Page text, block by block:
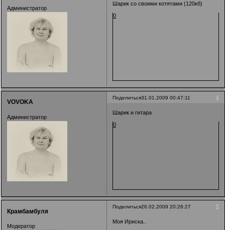
Администратор
Шарик со своими котятами (120кб)
0
Поделиться 4
31.01.2009 00:47:11
VOVOKA
Администратор
Шарик и гитара
0
Поделиться 5
26.02.2009 20:26:27
Крамбамбуля
Модератор
Моя Ириска..